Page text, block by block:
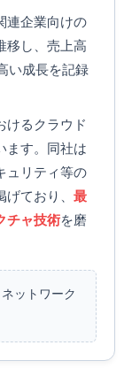
連企業向けの
移し、売上高
い成長を記録
けるクラウド
ます。同社は
ュリティ等の
ており、 最
チャ技術を磨
ットワーク